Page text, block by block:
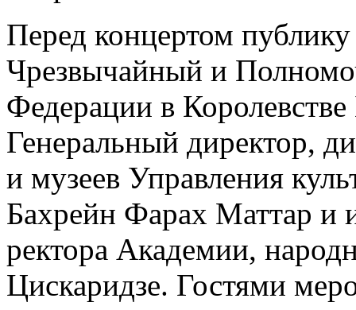
Перед концертом
Чрезвычайный и
Федерации в
Генеральный директор,
и музеев Управления
Бахрейн Фарах Маттар и
ректора Академии,
Цискаридзе. Гостями